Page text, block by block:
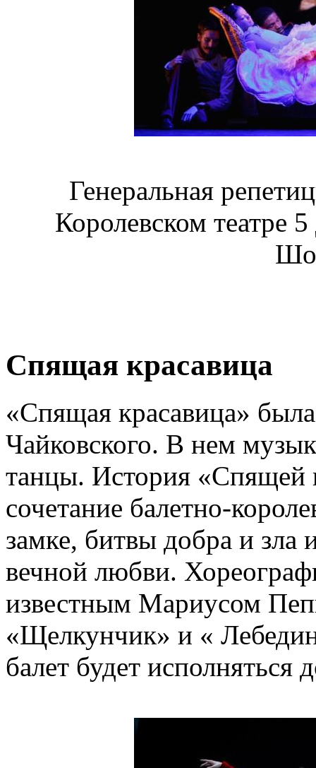
Генеральная
Королевском театре
Спящая красавица
«Спящая красавица»
Чайковского. В нем
танцы. История «Спящей
сочетание балетно-
замке, битвы добра и
вечной любви.
известным Мариусом
«Щелкунчик» и «
балет будет исполняться